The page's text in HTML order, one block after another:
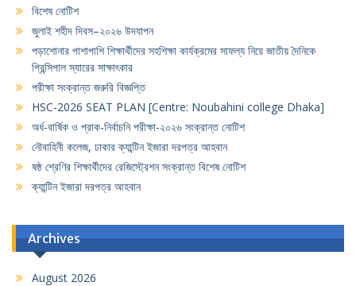
বিশেষ নোটিশ
জুলাই শহীদ দিবস–২০২৬ উদযাপন
পড়াশোনার পাশাপাশি শিক্ষার্থীদের সহশিক্ষা কার্যক্রমের সাফল্য নিয়ে জাতীয় দৈনিকে
প্রিন্সিপাল স্যারের সাক্ষাৎকার
পরীক্ষা সংক্রান্ত জরুরি বিজ্ঞপ্তি
HSC-2026 SEAT PLAN [Centre: Noubahini college Dhaka]
অর্ধ-বার্ষিক ও প্রাক-নির্বাচনি পরীক্ষা-২০২৬ সংক্রান্ত নোটিশ
নৌবাহিনী কলেজ, ঢাকার ক্যান্টিন ইজারা দরপত্র আহবান
ষষ্ঠ শ্রেণির শিক্ষার্থীদের রেজিস্ট্রেশন সংক্রান্ত বিশেষ নোটিশ
ক্যান্টিন ইজারা দরপত্র আহবান
Archives
August 2026